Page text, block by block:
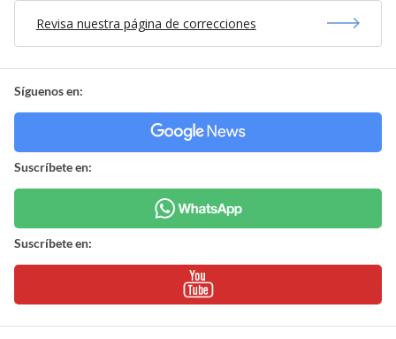
Revisa nuestra página de correcciones
Síguenos en:
Suscríbete en:
Suscríbete en: